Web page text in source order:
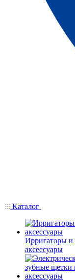
Каталог
Ирригаторы и
аксессуары